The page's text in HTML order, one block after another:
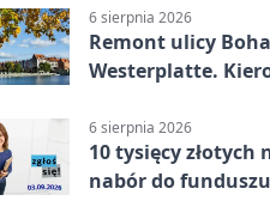
6 sierpnia 2026
Remont ulicy
Westerplatte.
6 sierpnia 2026
10 tysięcy złotych
nabór do